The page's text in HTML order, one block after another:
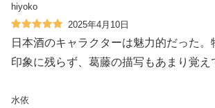
hiyoko
2025年4月10日
日本酒のキャラクターは魅力的だった
印象に残らず、葛藤の描写もあまり覚え
水依